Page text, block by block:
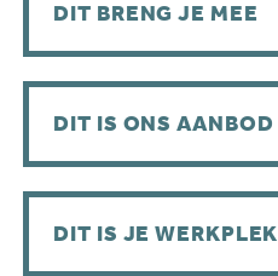
DIT BRENG JE MEE
DIT IS ONS AANBOD
DIT IS JE WERKPLEK